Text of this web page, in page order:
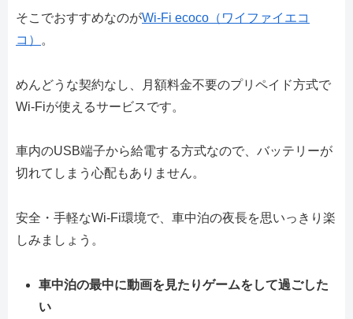
そこでおすすめなのがWi-Fi ecoco（ワイファイエコ
コ）
。
めんどうな契約なし、月額料金不要のプリペイド方式で
Wi-Fiが使えるサービスです。
車内のUSB端子から給電する方式なので、バッテリーが
切れてしまう心配もありません。
安全・手軽なWi-Fi環境で、車中泊の夜長を思いっきり楽
しみましょう。
車中泊の最中に動画を見たりゲームをして過ごした
い